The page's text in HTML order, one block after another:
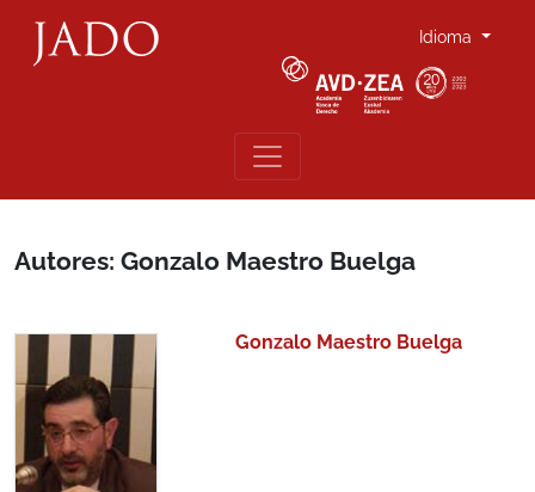
Idioma
Autores: Gonzalo Maestro Buelga
Gonzalo Maestro Buelga